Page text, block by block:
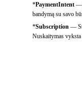
*PaymentIntent—
bandymą su savo
*Subscription —
Nuskaitymas